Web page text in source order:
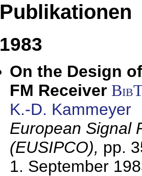
Publikationen
1983
On the Design
FM Receiver
K.-D. Kammeyer
European Signal
(EUSIPCO), pp.
1. September